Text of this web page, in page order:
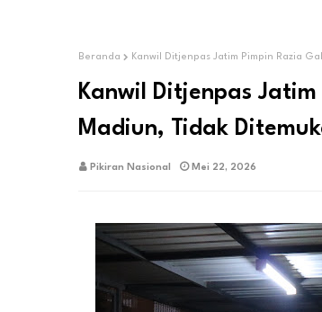
Beranda Kanwil Ditjenpas Jatim Pimpin Razia
Kanwil Ditjenpas
Madiun, Tidak
Pikiran Nasional Mei 22, 2026